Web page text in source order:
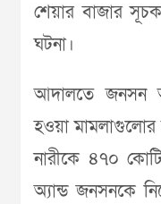
শেয়ার বাজার
ঘটনা।
আদালতে জনসন
হওয়া
নারীকে ৪৭০
অ্যান্ড জনসনকে